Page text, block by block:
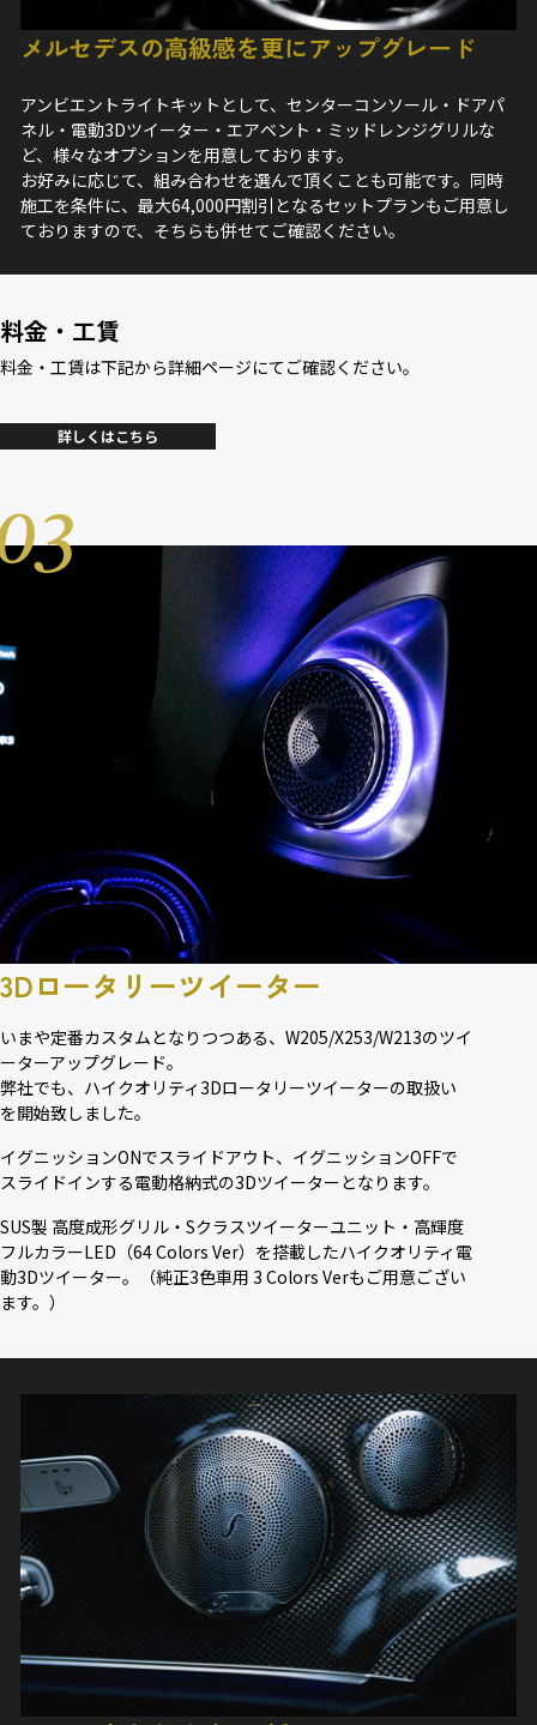
メルセデスの高級感を更にアップグレード
アンビエントライトキットとして、センターコンソール・ドアパ
ネル・電動3Dツイーター・エアベント・ミッドレンジグリルな
ど、様々なオプションを用意しております。
お好みに応じて、組み合わせを選んで頂くことも可能です。同時
施工を条件に、最大64,000円割引となるセットプランもご用意し
ておりますので、そちらも併せてご確認ください。
料金・工賃
料金・工賃は下記から詳細ページにてご確認ください。
詳しくはこちら
3Dロータリーツイーター
いまや定番カスタムとなりつつある、W205/X253/W213のツイ
ーターアップグレード。
弊社でも、ハイクオリティ3Dロータリーツイーターの取扱い
を開始致しました。
イグニッションONでスライドアウト、イグニッションOFFで
スライドインする電動格納式の3Dツイーターとなります。
SUS製 高度成形グリル・Sクラスツイーターユニット・高輝度
フルカラーLED（64 Colors Ver）を搭載したハイクオリティ電
動3Dツイーター。（純正3色車用 3 Colors Verもご用意ござい
ます。）